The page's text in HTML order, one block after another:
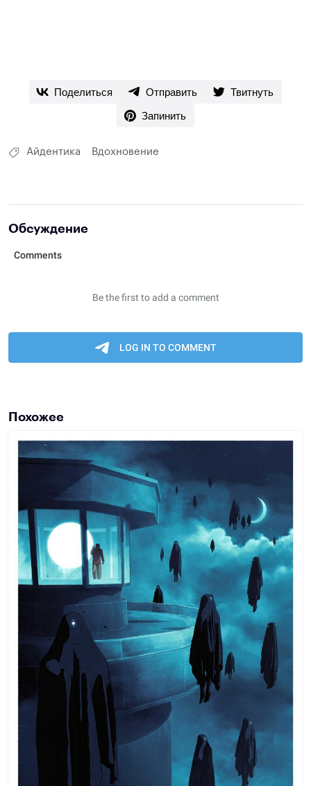
Поделиться Отправить
Твитнуть
Запинить
Айдентика Вдохновение
Обсуждение
Похожее